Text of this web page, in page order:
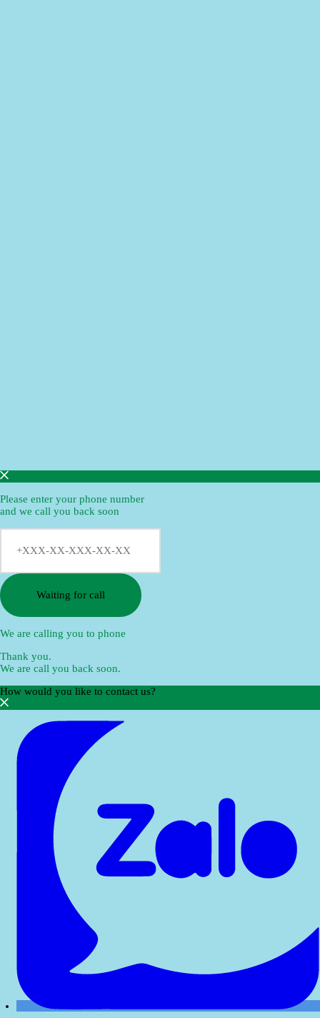
Please enter your phone number
and we call you back soon
Waiting for call
We are calling you to phone
Thank you.
We are call you back soon.
How would you like to contact us?